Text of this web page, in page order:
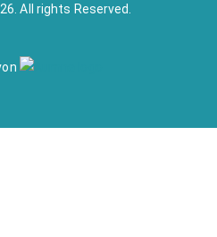
All rights Reserved.